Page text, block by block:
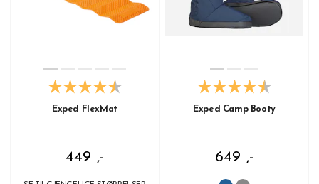
Exped FlexMat
449 ,-
Exped Camp Booty
649 ,-